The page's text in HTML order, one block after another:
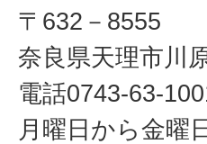
〒632－8555
奈良県天理市川
電話0743-63-
月曜日から金曜